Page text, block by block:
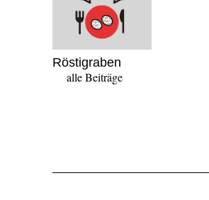
Röstigraben
alle Beiträge